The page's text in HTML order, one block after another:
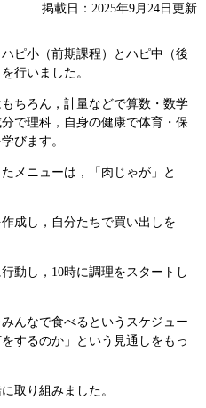
掲載日：2025年9月24日更新
ピ小（前期課程）とハピ中（後
行いました。
ちろん，計量などで算数・数学
で理科，自身の健康で体育・保
びます。
メニューは，「肉じゃが」と
成し，自分たちで買い出しを
動し，10時に調理をスタートし
んなで食べるというスケジュー
するのか」という見通しをもっ
取り組みました。